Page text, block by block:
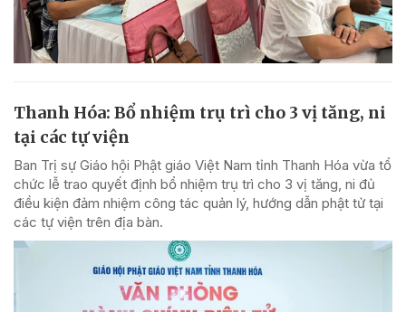
Thanh Hóa: Bổ nhiệm trụ trì cho 3 vị tăng, ni
tại các tự viện
Ban Trị sự Giáo hội Phật giáo Việt Nam tỉnh Thanh Hóa vừa tổ
chức lễ trao quyết định bổ nhiệm trụ trì cho 3 vị tăng, ni đủ
điều kiện đảm nhiệm công tác quản lý, hướng dẫn phật tử tại
các tự viện trên địa bàn.